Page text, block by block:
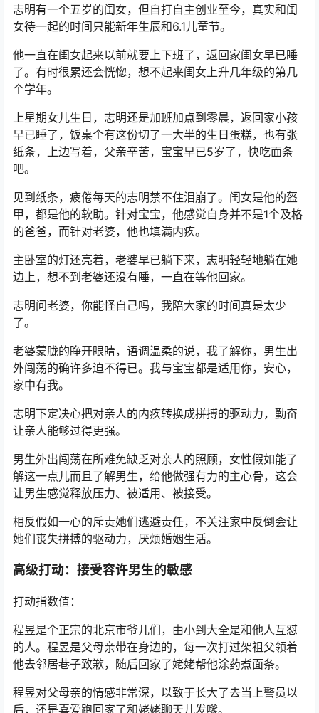
志明有一个五岁的闺女，但自打自主创业至今，真实和闺
女待一起的时间只能新年生辰和6.1儿童节。
他一直在闺女起来以前就要上下班了，返回家闺女早已睡
了。有时很累还会恍惚，想不起来闺女上升几年级的第几
个学年。
上星期女儿生日，志明还是加班加点到零晨，返回家小孩
早已睡了，饭桌个有这份切了一大半的生日蛋糕，也有张
纸条，上边写着，父亲辛苦，宝宝早已5岁了，快吃面条
吧。
见到纸条，疲倦每天的志明禁不住泪崩了。闺女是他的盔
甲，都是他的软助。针对宝宝，他感觉自身并不是1个及格
的爸爸，而针对老婆，他也填满内疚。
主卧室的灯还亮着，老婆早已躺下来，志明轻轻地躺在她
边上，想不到老婆还没有睡，一直在等他回家。
志明问老婆，你能怪自己吗，我陪大家的时间真是太少
了。
老婆蒙胧的睁开眼睛，语调温柔的说，我了解你，男生出
外闯荡的确许多迫不得已。我与宝宝都是适用你，安心，
家中有我。
志明下定决心把对亲人的内疚转换成拼搏的驱动力，勤奋
让亲人能够过得更强。
男生外出闯荡在所难免缺乏对亲人的照顾，女性假如能了
解这一点儿而且了解男生，给他做强有力的主心骨，这会
让男生感觉释放压力、被适用、被接受。
相反假如一心的斥责她们逃避责任，不关注家中反倒会让
她们丧失拼搏的驱动力，厌烦婚姻生活。
高级打动：接受容许男生的敏感
打动指数值：
程昱是个正宗的北京市爷儿们，由小到大全是和他人互怼
的人。程昱是父母亲带在身边的，每一次打过架祖父领着
他去邻居巷子致歉，随后回家了姥姥帮他涂药煮面条。
程昱对父母亲的情感非常深，以致于长大了去当上警员以
后，还是喜爱跑回家了和姥姥聊天儿发嗲。